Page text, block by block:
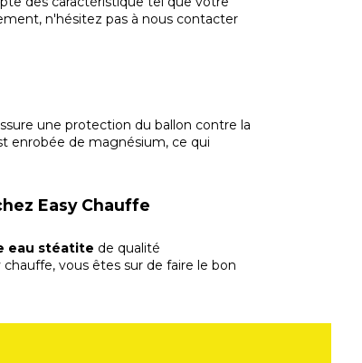
n'hésitez pas à nous contacter
une protection du ballon contre la
enrobée de magnésium, ce qui
Easy Chauffe
eau stéatite de qualité
vous êtes sur de faire le bon